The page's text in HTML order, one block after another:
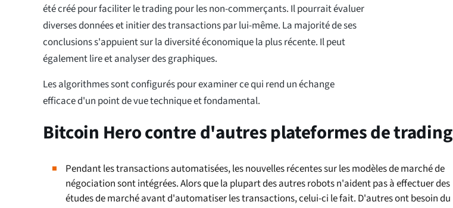
été créé pour faciliter le trading pour les non-commerçants. Il pourrait évaluer
diverses données et initier des transactions par lui-même. La majorité de ses
conclusions s'appuient sur la diversité économique la plus récente. Il peut
également lire et analyser des graphiques.
Les algorithmes sont configurés pour examiner ce qui rend un échange
efficace d'un point de vue technique et fondamental.
Bitcoin Hero contre d'autres plateformes de trading
Pendant les transactions automatisées, les nouvelles récentes sur les modèles de marché de
négociation sont intégrées. Alors que la plupart des autres robots n'aident pas à effectuer des
études de marché avant d'automatiser les transactions, celui-ci le fait. D'autres ont besoin du